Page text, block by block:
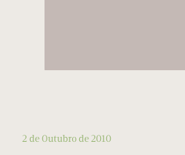
2 de Outubro de 2010